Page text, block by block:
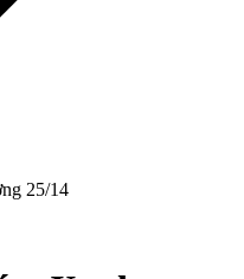
25/14